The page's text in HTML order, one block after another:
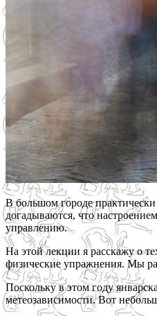
В большом городе
догадываются, что
управлению.
На этой лекции я расскажу о
физические упражнения. Мы
Поскольку в этом году
метеозависимости. Вот